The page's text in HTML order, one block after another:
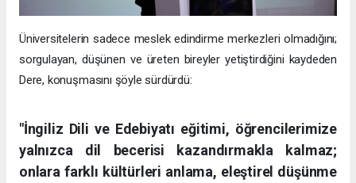
Üniversitelerin sadece meslek edindirme merkezleri olmadığını;
sorgulayan, düşünen ve üreten bireyler yetiştirdiğini kaydeden
Dere, konuşmasını şöyle sürdürdü:
"İngiliz Dili ve Edebiyatı eğitimi, öğrencilerimize
yalnızca dil becerisi kazandırmakla kalmaz;
onlara farklı kültürleri anlama, eleştirel düşünme